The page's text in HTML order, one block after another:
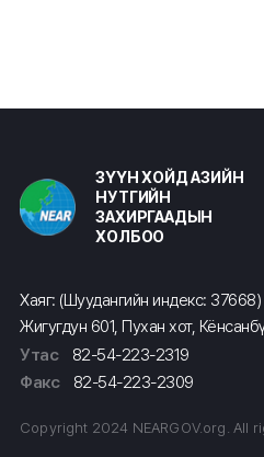
ЗҮҮН ХОЙД АЗИЙН
НУТГИЙН
ЗАХИРГААДЫН
ХОЛБОО
Хаяг: (Шуудангийн индекс:
Жигугдун 601, Пухан хот,
Утас
82-54-223-2319
Факс
82-54-223-2309
Copyright 2024 NEARGOV.org. All